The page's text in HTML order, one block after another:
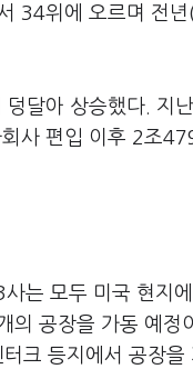
34위에 오르며 전
덩달아 상승했다.
사 편입 이후 2조
사는 모두 미국 현지
공장을 가동 예정
크 등지에서 공장을